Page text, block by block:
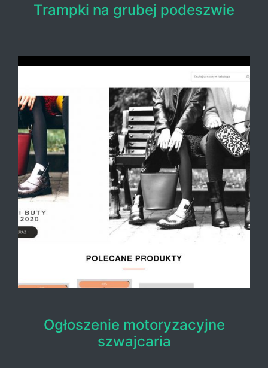
Trampki na grubej podeszwie
Ogłoszenie motoryzacyjne
szwajcaria